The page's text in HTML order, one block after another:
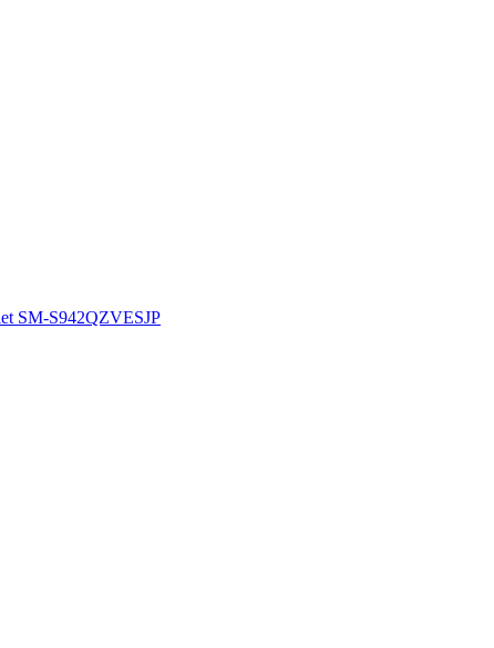
SM-S942QZVESJP